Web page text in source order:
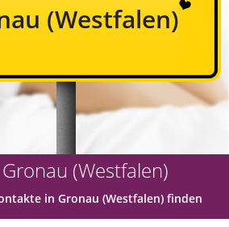
(Westfalen)
in Gronau (Westfalen) finden
(Westfalen)